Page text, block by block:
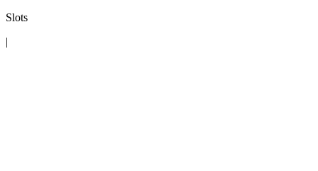
Slots
|